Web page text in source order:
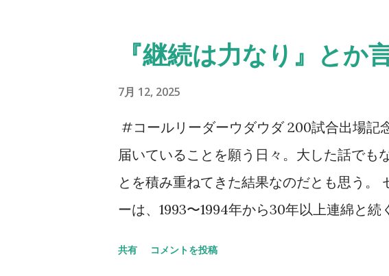
拠とも言えるし、そうでもない。 小樽へ行
り少し足を伸ばしたわけだ。グラウンドに
ものすごい数のセレッソ大阪サポーターが
当たり前だ。勿論ご家族の方が多いとは思
ていなかった。 身内以外のサポーターが
面もあるだろうが、その中でもサポートに
阪のサポーターの歴史はこのようにして続
それだけがすべてじゃないのも真実。だが
『継続は力なり』とか
7月 12, 2025
#コールリーダーウダウダ 200試合出場記
届いていることを願う日々。大した話でも
とを積み重ねてきた結果なのだとも思う。
ーは、1993〜1994年から30年以上連綿と
共有 コメントを投稿